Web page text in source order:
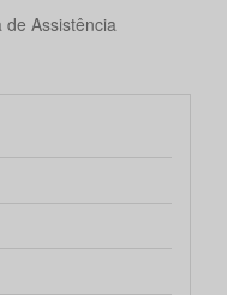
de Assistência